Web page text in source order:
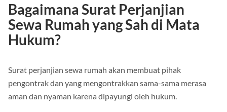
Bagaimana Surat Perjanjian
Sewa Rumah yang Sah di Mata
Hukum?
Surat perjanjian sewa rumah akan membuat pihak
pengontrak dan yang mengontrakkan sama-sama merasa
aman dan nyaman karena dipayungi oleh hukum.